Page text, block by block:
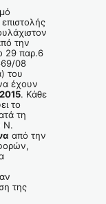
επιστολής
την
29 παρ.6
08
του
έχουν
. Κάθε
το
τη
Ν.
από την
της